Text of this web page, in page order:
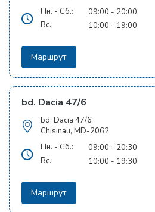
Пн. - Сб.:
09:00 - 20:00
Вс.:
10:00 - 19:00
Маршрут
bd. Dacia 47/6
bd. Dacia 47/6
Chisinau, MD-2062
Пн. - Сб.:
09:00 - 20:30
Вс.:
10:00 - 19:30
Маршрут